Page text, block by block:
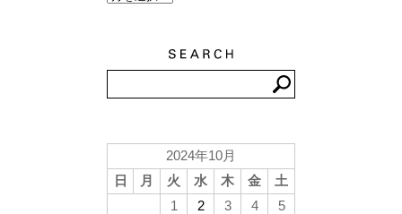
2024年10月
日
月 火 水 木 金
土
1
2 3 4
5